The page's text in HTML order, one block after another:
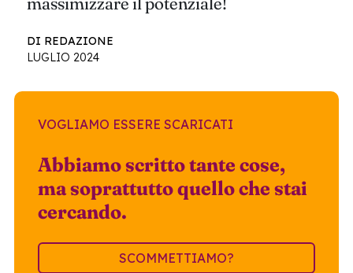
DI REDAZIONE
LUGLIO 2024
VOGLIAMO ESSERE SCARICATI
Abbiamo scritto tante cose,
ma soprattutto quello che stai
cercando.
SCOMMETTIAMO?